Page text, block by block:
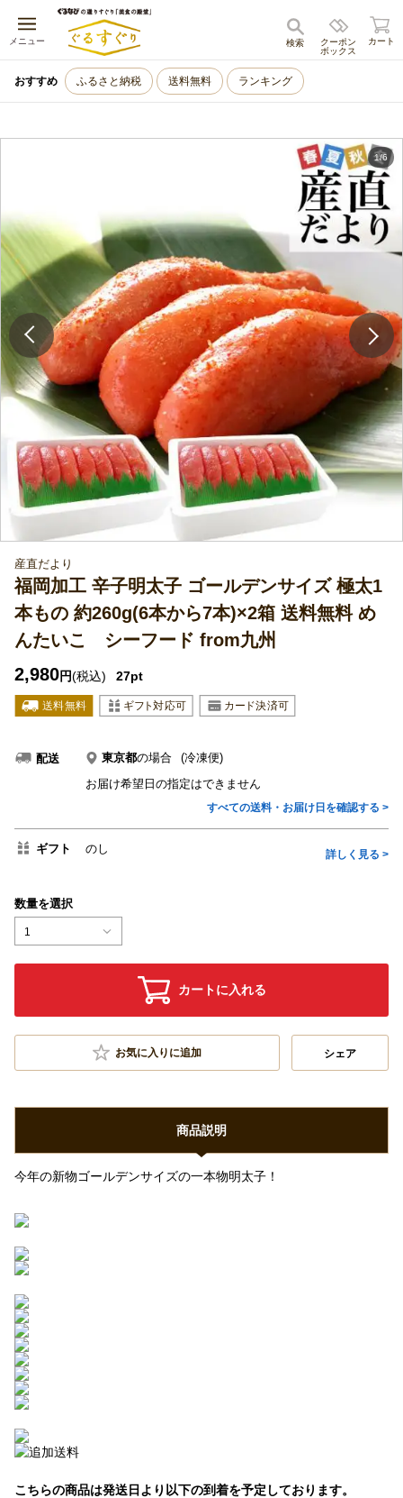
メニュー
キャンセル
クーポン
ボックス
検索 カート
おすすめ ふるさと納税 送料無料 ランキング
1/6
産直だより
福岡加工 辛子明太子 ゴールデンサイズ 極太1
本もの 約260g(6本から7本)×2箱 送料無料 め
んたいこ シーフード from九州
2,980円(税込) 27pt
配送 東京都の場合
(冷凍便)
お届け希望日の指定はできません
すべての送料・お届け日を確認する >
ギフト のし 詳しく見る >
数量を選択
1
カートに入れる
お気に入りに追加 シェア
商品説明
今年の新物ゴールデンサイズの一本物明太子！
こちらの商品は発送日より以下の到着を予定しております。